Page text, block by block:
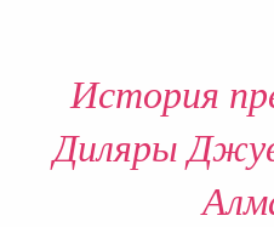
История
Диляры